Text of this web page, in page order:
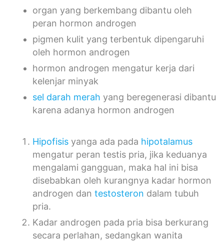
organ yang berkembang dibantu oleh
peran hormon androgen
pigmen kulit yang terbentuk dipengaruhi
oleh hormon androgen
hormon androgen mengatur kerja dari
kelenjar minyak
sel darah merah yang beregenerasi dibantu
karena adanya hormon androgen
Hipofisis yanga ada pada hipotalamus
mengatur peran testis pria, jika keduanya
mengalami gangguan, maka hal ini bisa
disebabkan oleh kurangnya kadar hormon
androgen dan testosteron dalam tubuh
pria.
Kadar androgen pada pria bisa berkurang
secara perlahan, sedangkan wanita